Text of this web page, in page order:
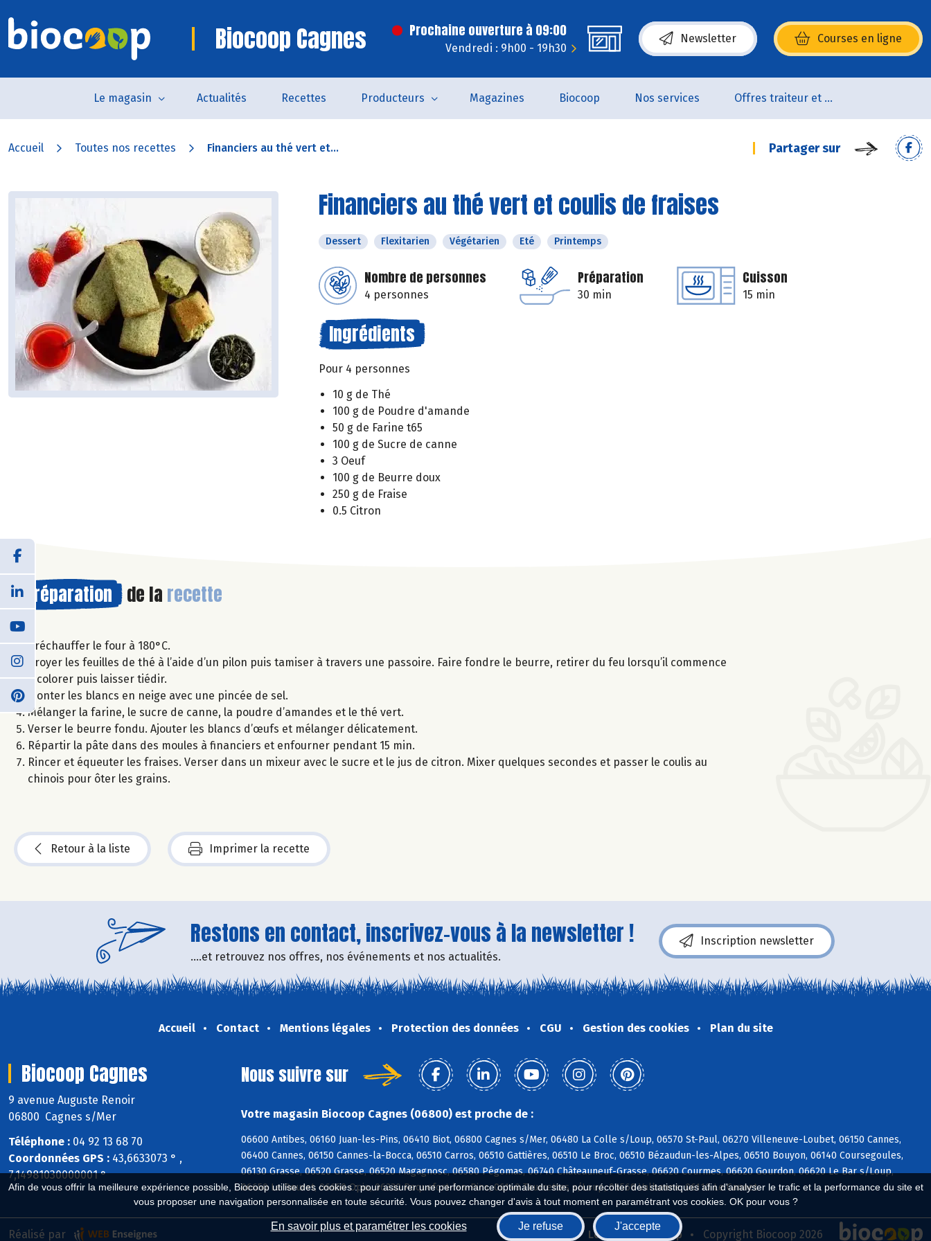
Afin de vous offrir la meilleure expérience possible, Biocoop utilise des cookies : pour assurer une performance optimale du site, pour récolter des statistiques afin d'analyser le trafic et la performance du site et
vous proposer une navigation personnalisée en toute sécurité. Vous pouvez changer d'avis à tout moment en paramétrant vos cookies. OK pour vous ?
En savoir plus et paramétrer les cookies Je refuse J'accepte
Biocoop Cagnes Prochaine ouverture à 09:00
Vendredi : 9h00 - 19h30
Newsletter Courses en ligne
(s’ouvre dans une nouvelle fenêtre)
Le magasin Actualités Recettes Producteurs Magazines Biocoop Nos services Offres traiteur et pâtisserie
Accueil Toutes nos recettes Financiers au thé vert et... Partager sur
Financiers au thé vert et coulis de fraises
Dessert Flexitarien Végétarien Eté Printemps
Nombre de personnes
4 personnes
Préparation
30 min
Cuisson
15 min
Ingrédients
Pour 4 personnes
10 g de Thé
100 g de Poudre d'amande
50 g de Farine t65
100 g de Sucre de canne
3 Oeuf
100 g de Beurre doux
250 g de Fraise
0.5 Citron
Préparation de la recette
Préchauffer le four à 180°C.
Broyer les feuilles de thé à l’aide d’un pilon puis tamiser à travers une passoire. Faire fondre le beurre, retirer du feu lorsqu’il commence
à colorer puis laisser tiédir.
Monter les blancs en neige avec une pincée de sel.
Mélanger la farine, le sucre de canne, la poudre d’amandes et le thé vert.
Verser le beurre fondu. Ajouter les blancs d’œufs et mélanger délicatement.
Répartir la pâte dans des moules à financiers et enfourner pendant 15 min.
Rincer et équeuter les fraises. Verser dans un mixeur avec le sucre et le jus de citron. Mixer quelques secondes et passer le coulis au
chinois pour ôter les grains.
Retour à la liste Imprimer la recette
Restons en contact, inscrivez-vous à la newsletter !
....et retrouvez nos offres, nos événements et nos actualités.
Inscription newsletter
Accueil Contact Mentions légales Protection des données CGU Gestion des cookies Plan du site
Biocoop Cagnes
9 avenue Auguste Renoir
06800 Cagnes s/Mer
Téléphone : 04 92 13 68 70
Coordonnées GPS : 43,6633073 ° ,
7,14981030000001 °
Nous suivre sur
Votre magasin Biocoop Cagnes (06800) est proche de :
06600 Antibes, 06160 Juan-les-Pins, 06410 Biot, 06800 Cagnes s/Mer, 06480 La Colle s/Loup, 06570 St-Paul, 06270 Villeneuve-Loubet, 06150 Cannes,
06400 Cannes, 06150 Cannes-la-Bocca, 06510 Carros, 06510 Gattières, 06510 Le Broc, 06510 Bézaudun-les-Alpes, 06510 Bouyon, 06140 Coursegoules,
06130 Grasse, 06520 Grasse, 06520 Magagnosc, 06580 Pégomas, 06740 Châteauneuf-Grasse, 06620 Courmes, 06620 Gourdon, 06620 Le Bar s/Loup,
06650 Le Rouret, 06650 Opio, 06330 Roquefort-les-Pins, 06140 Tourrettes s/Loup, 06560 Valbonne, 06110 Le Cannet
Biocoop.fr Le réseau Biocoop Copyright Biocoop 2026
Réalisé par